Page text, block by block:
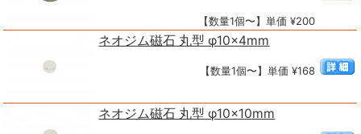
【数量1個〜】単価 ¥200
ネオジム磁石 丸型 φ10×4mm
【数量1個〜】単価 ¥168
ネオジム磁石 丸型 φ10×10mm